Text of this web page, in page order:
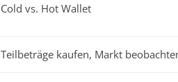
Cold vs. Hot Wallet
Teilbeträge kaufen, Markt